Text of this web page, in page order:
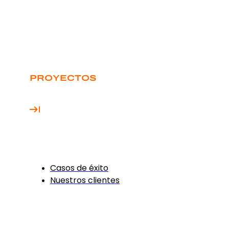
PROYECTOS
Casos de éxito
Nuestros clientes